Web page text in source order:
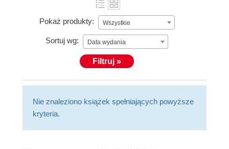
Pokaż produkty: Wszystkie
Sortuj wg: Data wydania
Filtruj »
Nie znaleziono książek spełniających powyższe
kryteria.